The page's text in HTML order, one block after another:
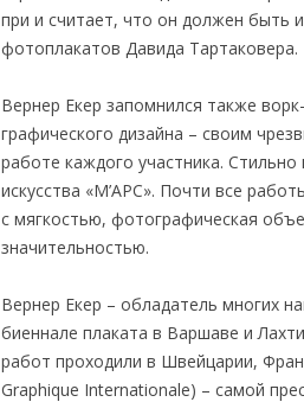
при и считает, что он должен быть
фотоплакатов Давида
Вернер Екер запомнился также
графического дизайна – своим
работе каждого участника.
искусства «М’АРС». Почти все
с мягкостью, фотографическая
значительностью.
Вернер Екер – обладатель многих
биеннале плаката в Варшаве и
работ проходили в Швейцарии,
Graphique Internationale) – самой